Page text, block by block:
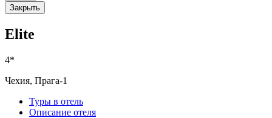
Закрыть
Elite
4*
Чехия, Прага-1
Туры в отель
Описание отеля